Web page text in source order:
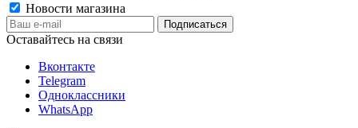
Новости магазина
Оставайтесь на связи
Вконтакте
Telegram
Одноклассники
WhatsApp